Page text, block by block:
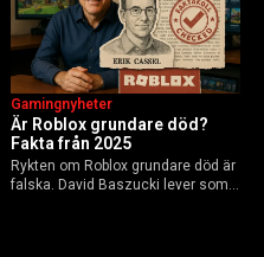
Är Roblox grundare död?
Fakta från 2025
Gamingnyheter
Rykten om Roblox grundare död är
falska. David Baszucki lever som